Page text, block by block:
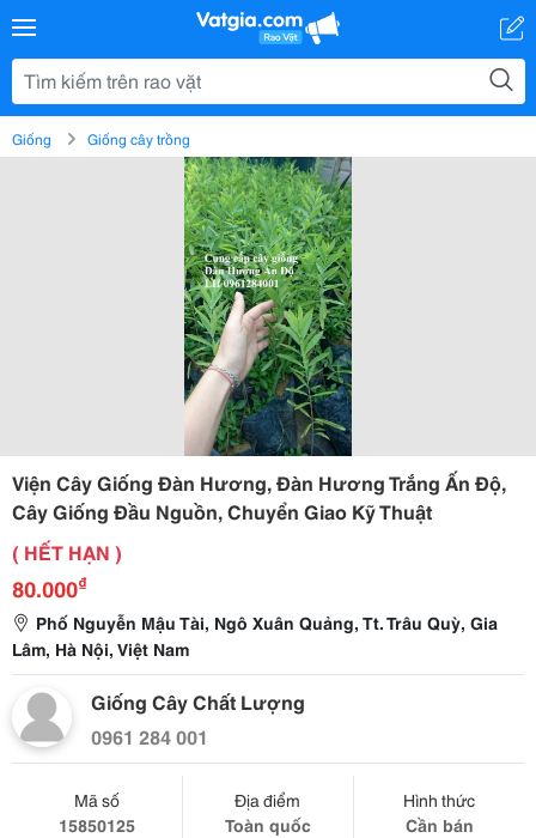
Giống Giống cây trồng
Viện Cây Giống Đàn Hương, Đàn Hương Trắng Ấn Độ,
Cây Giống Đầu Nguồn, Chuyển Giao Kỹ Thuật
( HẾT HẠN )
80.000₫
Phố Nguyễn Mậu Tài, Ngô Xuân Quảng, Tt. Trâu Quỳ, Gia
Lâm, Hà Nội, Việt Nam
Giống Cây Chất Lượng
0961 284 001
Mã số
15850125
Địa điểm
Toàn quốc
Hình thức
Cần bán